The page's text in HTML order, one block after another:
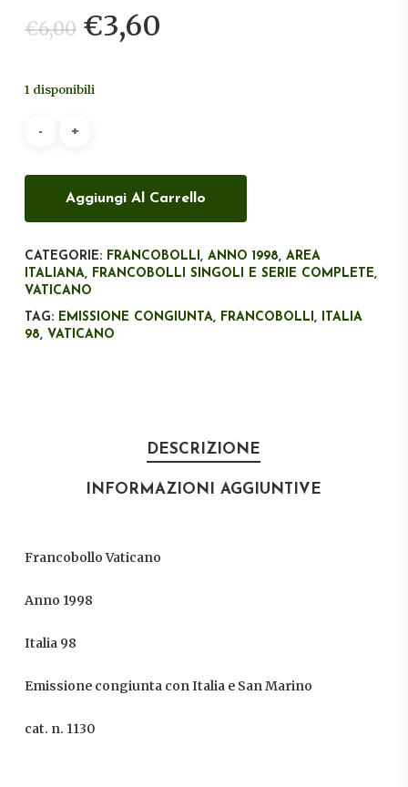
€6,00 Il
prezzo
originale
€3,60
1 disponibili
Aggiungi Al Carrello
CATEGORIE: FRANCOBOLLI, ANNO 1998, AREA
ITALIANA, FRANCOBOLLI SINGOLI E SERIE COMPLETE,
VATICANO
TAG: EMISSIONE CONGIUNTA, FRANCOBOLLI, ITALIA
98, VATICANO
DESCRIZIONE
INFORMAZIONI AGGIUNTIVE
Francobollo Vaticano
Anno 1998
Italia 98
Emissione congiunta con Italia e San Marino
cat. n. 1130